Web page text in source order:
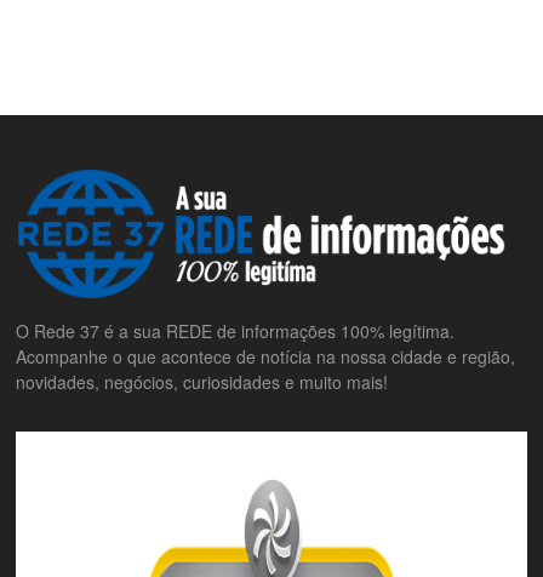
O Rede 37 é a sua REDE de informações 100% legítima.
Acompanhe o que acontece de notícia na nossa cidade e região,
novidades, negócios, curiosidades e muito mais!